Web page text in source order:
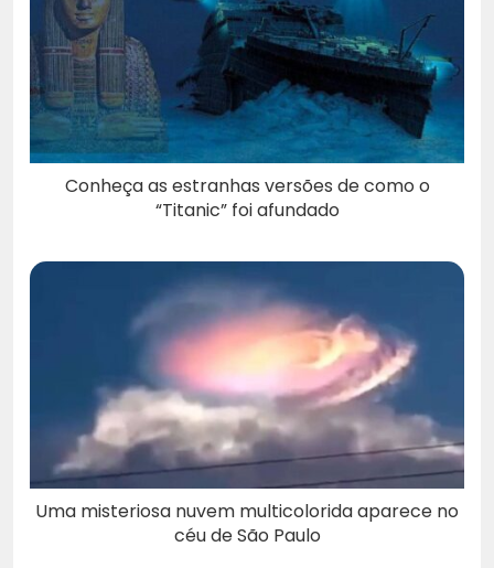
Conheça as estranhas versões de como o
“Titanic” foi afundado
Uma misteriosa nuvem multicolorida aparece no
céu de São Paulo